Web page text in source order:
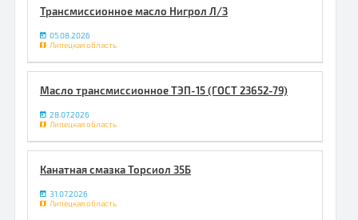
Трансмиссионное масло Нигрол Л/З
05.08.2026
Липецкая область
Масло трансмиссионное ТЭП-15 (ГОСТ 23652-79)
28.07.2026
Липецкая область
Канатная смазка Торсиол 35Б
31.07.2026
Липецкая область